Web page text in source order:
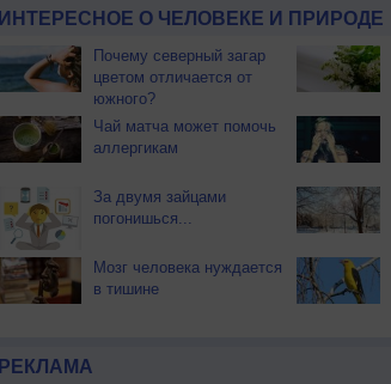
ИНТЕРЕСНОЕ О ЧЕЛОВЕКЕ И ПРИРОДЕ
Почему северный загар
цветом отличается от
южного?
Чай матча может помочь
аллергикам
За двумя зайцами
погонишься...
Мозг человека нуждается
в тишине
РЕКЛАМА